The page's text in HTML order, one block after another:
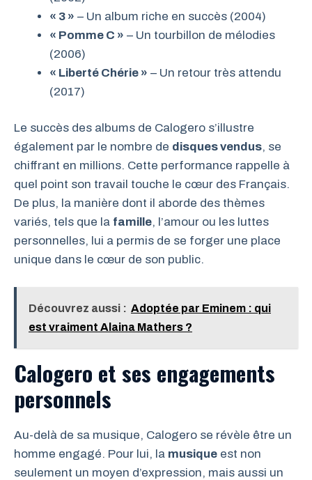
« 3 » – Un album riche en succès (2004)
« Pomme C » – Un tourbillon de mélodies
(2006)
« Liberté Chérie » – Un retour très attendu
(2017)
Le succès des albums de Calogero s’illustre
également par le nombre de disques vendus, se
chiffrant en millions. Cette performance rappelle à
quel point son travail touche le cœur des Français.
De plus, la manière dont il aborde des thèmes
variés, tels que la famille, l’amour ou les luttes
personnelles, lui a permis de se forger une place
unique dans le cœur de son public.
Découvrez aussi : Adoptée par Eminem : qui
est vraiment Alaina Mathers ?
Calogero et ses engagements
personnels
Au-delà de sa musique, Calogero se révèle être un
homme engagé. Pour lui, la musique est non
seulement un moyen d’expression, mais aussi un